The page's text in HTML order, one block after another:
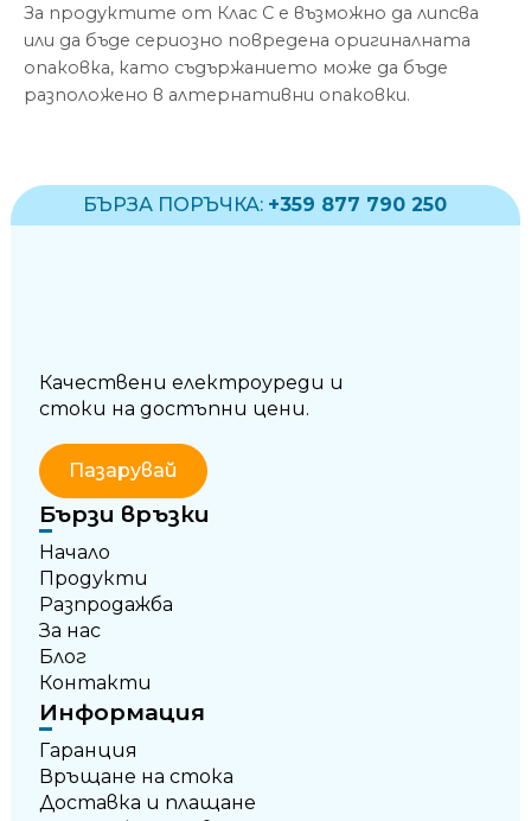
За продуктите от Клас С е възможно да липсва
или да бъде сериозно повредена оригиналната
опаковка, като съдържанието може да бъде
разположено в алтернативни опаковки.
БЪРЗА ПОРЪЧКА: +359 877 790 250
Качествени електроуреди и
стоки на достъпни цени.
Пазарувай
Бързи връзки
Начало
Продукти
Разпродажба
За нас
Блог
Контакти
Информация
Гаранция
Връщане на стока
Доставка и плащане